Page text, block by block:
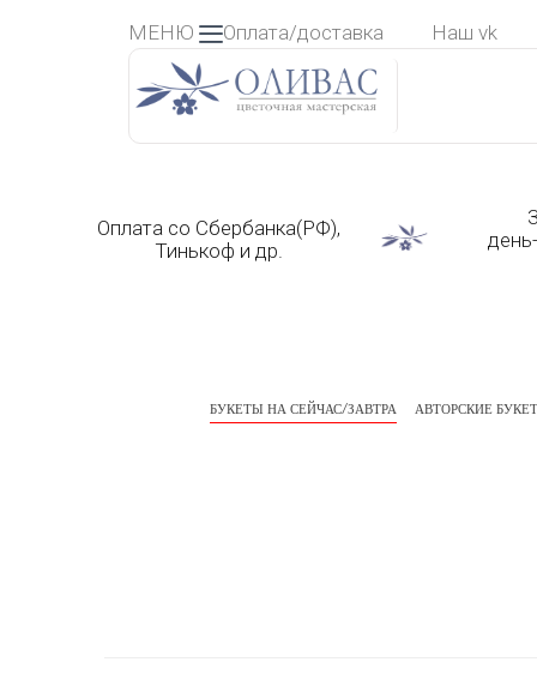
МЕНЮ Оплата/доставка Наш vk
Оплата со Сбербанка(РФ),
Тинькоф и др.
БУКЕТЫ НА СЕЙЧАС/ЗАВТРА АВТОРСКИЕ